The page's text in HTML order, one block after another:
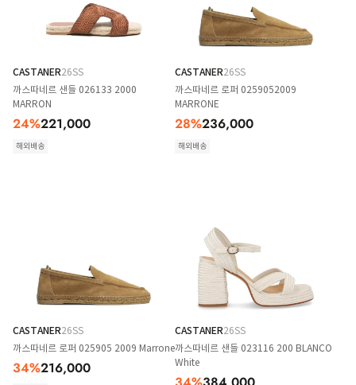
CASTANER26SS
까스따네르 샌들 026133 2000
MARRON
24%221,000
해외배송
CASTANER26SS
까스따네르 로퍼 0259052009
MARRONE
28%236,000
해외배송
CASTANER26SS
까스따네르 로퍼 025905 2009 Marrone
34%216,000
CASTANER26SS
까스따네르 샌들 023116 200 BLANCO
White